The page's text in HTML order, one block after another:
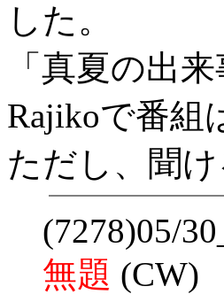
した。
「真夏の出来
Rajikoで番組
ただし、聞
(7278)05/
無題 (CW)